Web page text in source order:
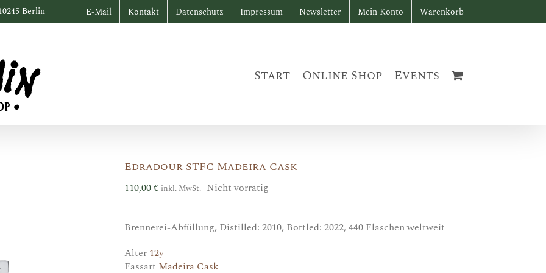
Berlin E-Mail Kontakt Datenschutz Impressum Newsletter Mein Konto Warenkorb
Start Online Shop Events
Edradour STFC Madeira Cask
110,00€ inkl. MwSt. Nicht vorrätig
Brennerei-Abfüllung, Distilled: 2010, Bottled: 2022, 440 Flaschen weltweit
Alter 12y
Fassart Madeira Cask